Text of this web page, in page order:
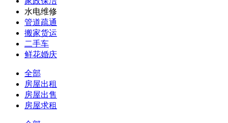
水电维修
管道疏通
搬家货运
二手车
鲜花婚庆
全部
房屋出租
房屋出售
房屋求租